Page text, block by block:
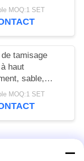
du sable et
MOQ:1 SET
tamisage
haut
sable,
pierre, écran à
rotatif
MOQ:1 SET